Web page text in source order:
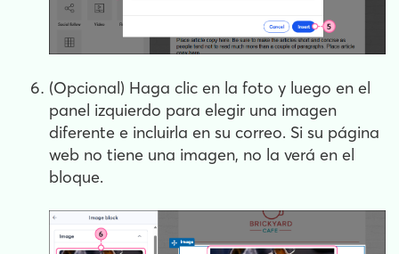
(Opcional) Haga clic en la foto y luego en el
panel izquierdo para elegir una imagen
diferente e incluirla en su correo. Si su página
web no tiene una imagen, no la verá en el
bloque.